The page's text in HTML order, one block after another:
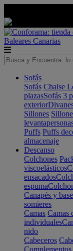
Baleares Canarias
Sofás
Sofás Chaise
plazasSofás 3
exterior
Sillones
Puffs Puffs
almacenaje
Descanso
Colchones
viscoelásticos
ensacados
espuma
Canapés y
somieres
Camas Camas
individuales
nido
Cabeceros